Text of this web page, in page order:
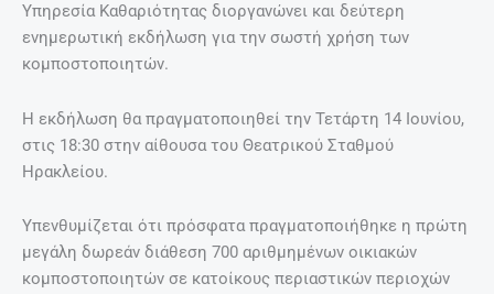
Υπηρεσία Καθαριότητας διοργανώνει και δεύτερη
ενημερωτική εκδήλωση για την σωστή χρήση των
κομποστοποιητών.
Η εκδήλωση θα πραγματοποιηθεί την Τετάρτη 14 Ιουνίου,
στις 18:30 στην αίθουσα του Θεατρικού Σταθμού
Ηρακλείου.
Υπενθυμίζεται ότι πρόσφατα πραγματοποιήθηκε η πρώτη
μεγάλη δωρεάν διάθεση 700 αριθμημένων οικιακών
κομποστοποιητών σε κατοίκους περιαστικών περιοχών